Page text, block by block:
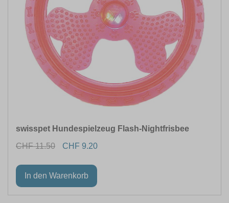
swisspet Hundespielzeug Flash-Nightfrisbee
CHF 11.50
CHF 9.20